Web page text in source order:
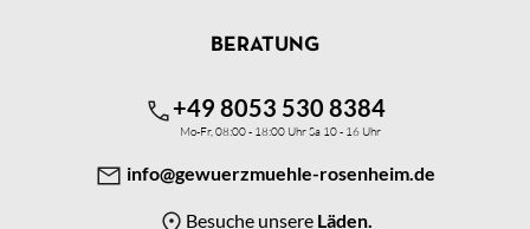
BERATUNG
+49 8053 530 8384
Mo-Fr, 08:00 - 18:00 Uhr Sa 10 - 16 Uhr
info@gewuerzmuehle-rosenheim.de
Besuche unsere Läden.